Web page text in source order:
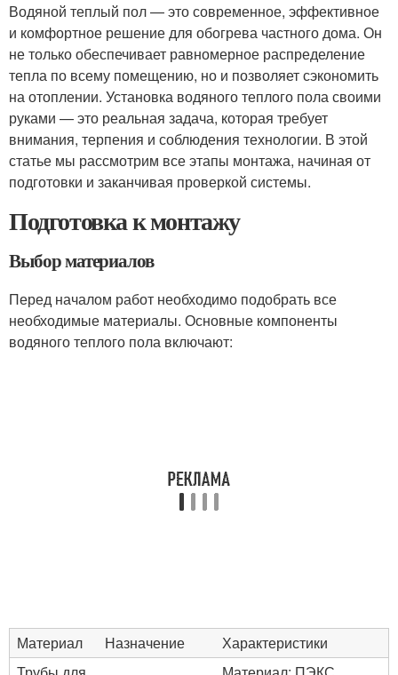
Водяной теплый пол — это современное, эффективное
и комфортное решение для обогрева частного дома. Он
не только обеспечивает равномерное распределение
тепла по всему помещению, но и позволяет сэкономить
на отоплении. Установка водяного теплого пола своими
руками — это реальная задача, которая требует
внимания, терпения и соблюдения технологии. В этой
статье мы рассмотрим все этапы монтажа, начиная от
подготовки и заканчивая проверкой системы.
Подготовка к монтажу
Выбор материалов
Перед началом работ необходимо подобрать все
необходимые материалы. Основные компоненты
водяного теплого пола включают:
Материал Назначение
Характеристики